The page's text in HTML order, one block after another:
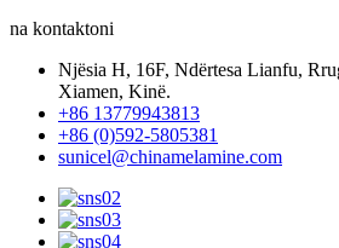
na kontaktoni
Njësia H, 16F, Ndërtesa Lianfu,
Xiamen, Kinë.
+86 13779943813
+86 (0)592-5805381
sunicel@chinamelamine.com